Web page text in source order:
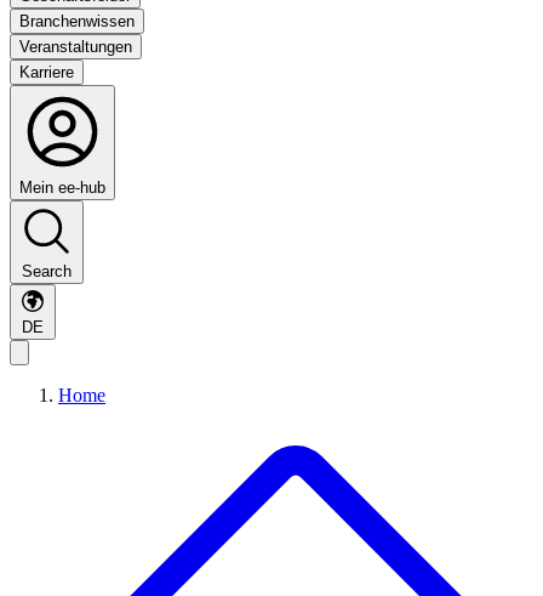
Branchenwissen
Veranstaltungen
Karriere
Mein ee-hub
Search
DE
Home